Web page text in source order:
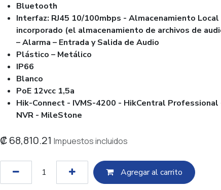
Bluetooth
Interfaz: RJ45 10/100mbps - Almacenamiento Local
incorporado (el almacenamiento de archivos de
– Alarma – Entrada y Salida de Audio
Plástico – Metálico
IP66
Blanco
PoE 12vcc 1,5a
Hik-Connect - IVMS-4200 - HikCentral
NVR - MileStone
₡68,810.21 Impuestos incluidos
Agregar al c​​arrito